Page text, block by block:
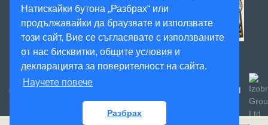
Натискайки бутона „Разбрах“ или
продължавайки да браузвате и използвате
този сайт, Вие се съгласявате с използваните
от нас бисквитки, общите условия и
декларацията за поверителност на сайта.
Научете повече
Разбрах
© 2020, Magnitnisuveniri.bg, Артекс Студио, Всички
Created